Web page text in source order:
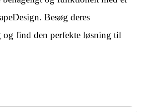
Besøg deres
og find den perfekte løsning til